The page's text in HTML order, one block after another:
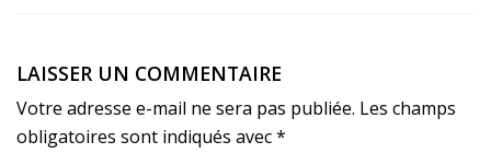
LAISSER UN COMMENTAIRE
Votre adresse e-mail ne sera pas publiée. Les champs
obligatoires sont indiqués avec*